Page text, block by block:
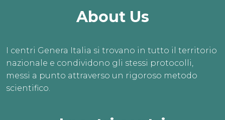
About Us
I centri Genera Italia si trovano in tutto il territorio
nazionale e condividono gli stessi protocolli,
messi a punto attraverso un rigoroso metodo
scientifico.